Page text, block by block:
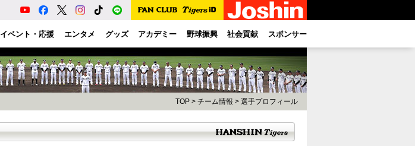
イベント・応援 エンタメ グッズ アカデミー 野球振興 社会貢献 スポンサー
TOP > チーム情報 > 選手プロフィール